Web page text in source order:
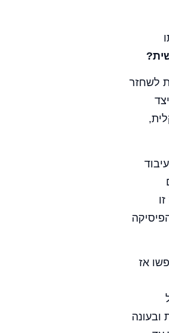
לשחזר
למחצית הראשונה של המאה ה-20, ונתפשו אז
ובעונה